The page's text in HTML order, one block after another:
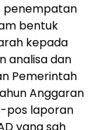
penempatan
bentuk
kepada
analisa dan
Pemerintah
Anggaran
pos laporan